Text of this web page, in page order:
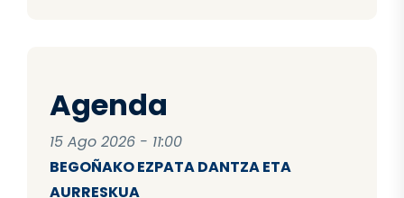
Agenda
15 Ago 2026 - 11:00
BEGOÑAKO EZPATA DANTZA ETA
AURRESKUA